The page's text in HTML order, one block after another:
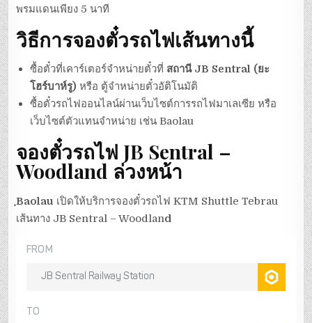
k
พรมแดนเพียง 5 นาที
วิธีการจองตั๋วรถไฟเส้นทางนี้
ซื้อตั๋วที่เคาร์เตอร์จำหน่ายตั๋วที่ สถานี JB Sentral (ยะ
โฮร์บาห์รู) หรือ ตู้จำหน่ายตั๋วอัติโนมัติ
ซื้อตั๋วรถไฟออนไลน์ผ่านเว็บไซต์การรถไฟมาเลเซีย หรือ
เว็บไซต์ตัวแทนจำหน่าย เช่น Baolau
จองตั๋วรถไฟ JB Sentral –
Woodland ล่วงหน้า
ฺBaolau เปิดให้บริการจองตั๋วรถไฟ KTM Shuttle Tebrau
เส้นทาง JB Sentral – Woodland